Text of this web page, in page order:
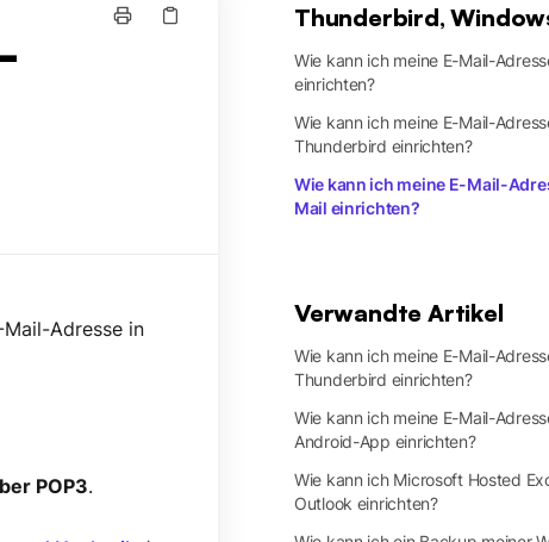
Adresse in
POP3.
Thunderbird,
Wie kann ich meine E-Mail-
einrichten?
Wie kann ich meine E-Mail-
Thunderbird einrichten?
Wie kann ich meine E-Mail-
Mail einrichten?
Verwandte Artikel
Wie kann ich meine E-Mail-
Thunderbird einrichten?
Wie kann ich meine E-Mail-
Android-App einrichten?
Wie kann ich Microsoft Hosted
Outlook einrichten?